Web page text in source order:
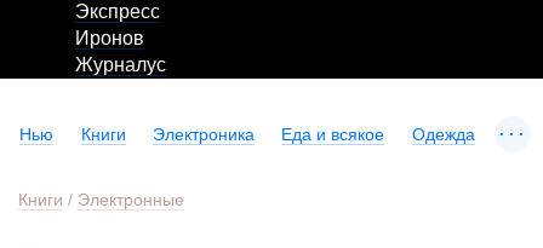
Экспресс
Иронов
Журналус
Нью Книги Электроника Еда и всякое Одежда ...
Книги / Электронные